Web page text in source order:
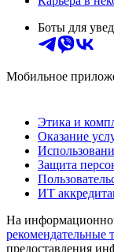
Боты для
Мобильное
Этика и
Оказание
Защита
ИТ
На
рекомендательные
предоставления